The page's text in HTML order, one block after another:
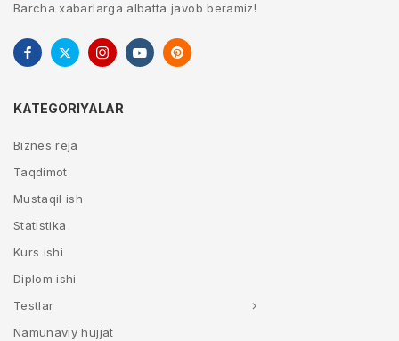
Barcha xabarlarga albatta javob beramiz!
KATEGORIYALAR
Biznes reja
Taqdimot
Mustaqil ish
Statistika
Kurs ishi
Diplom ishi
Testlar
Namunaviy hujjat